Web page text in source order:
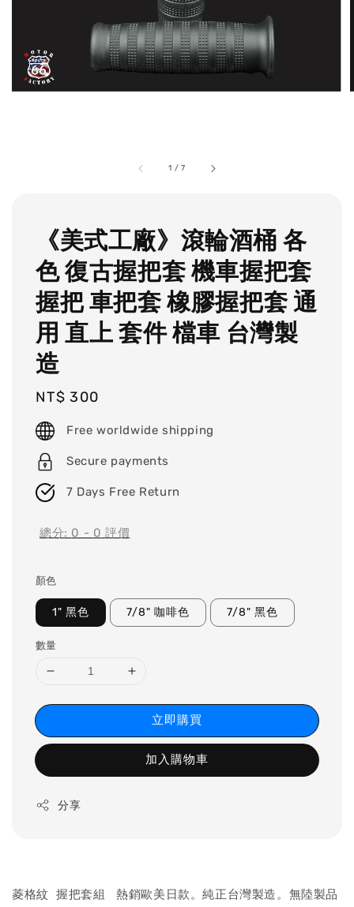
1 /7
《美式工廠》滾輪酒桶 各
色 復古握把套 機車握把套
握把 車把套 橡膠握把套 通
用 直上 套件 檔車 台灣製
造
Regular
price
NT$ 300
Free worldwide shipping
Secure payments
7 Days Free Return
總分: 0 - 0 評價
顏色
1" 黑色 7/8" 咖啡色 7/8" 黑色
數量
立即購買
加入購物車
分享
菱格紋 握把套組 熱銷歐美日款。純正台灣製造。無陸製品